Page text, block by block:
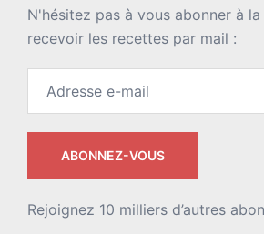
N'hésitez pas à vous abonner à
recevoir les recettes par mail :
ABONNEZ-VOUS
Rejoignez 10 milliers d’autres